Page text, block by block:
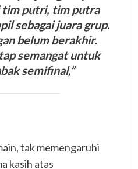
tim putri, tim putra
sebagai juara grup.
belum berakhir.
semangat untuk
semifinal,”
tak memengaruhi
kasih atas